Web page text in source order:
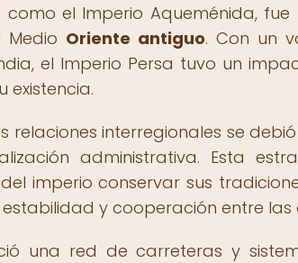
como el Imperio Aqueménida,
Oriente antiguo. Con un
el Imperio Persa tuvo un
existencia.
relaciones interregionales se
administrativa. Esta
imperio conservar sus
y cooperación entre las
una red de carreteras y